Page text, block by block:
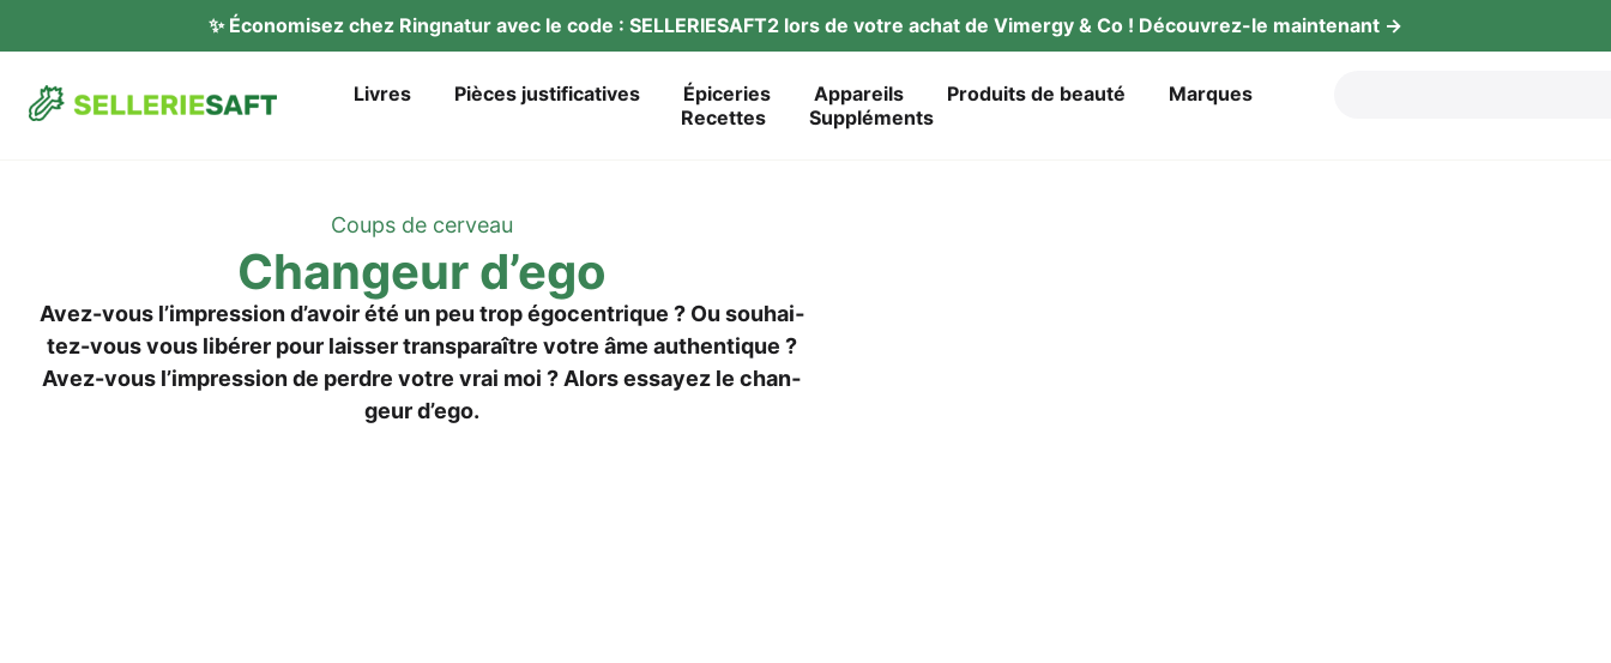
✨ Éco­no­mi­sez chez Ring­na­tur avec le code : SELLERIESAFT2 lors de vot­re achat de Vimer­gy & Co ! Décou­vrez-le maintenant →
Liv­res Piè­ces justificatives Épi­ce­ries Appareils Pro­duits de beauté
Mar­ques
Recet­tes
Sup­p­lé­ments
Coups de cerveau
Chan­geur d’ego
Avez-vous l’im­pres­si­on d’a­voir été un peu trop égo­cen­tri­que ? Ou sou­hai­
tez-vous vous libé­rer pour lais­ser trans­pa­raît­re vot­re âme authen­tique ?
Avez-vous l’im­pres­si­on de perd­re vot­re vrai moi ? Alors essayez le chan­
geur d’ego.